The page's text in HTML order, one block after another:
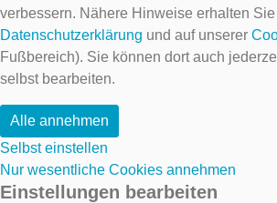
verbessern. Nähere Hinweise erhalten
Datenschutzerklärung und auf unserer
Fußbereich). Sie können dort auch
selbst bearbeiten.
Alle annehmen
Selbst einstellen
Nur wesentliche Cookies annehmen
Einstellungen bearbeiten